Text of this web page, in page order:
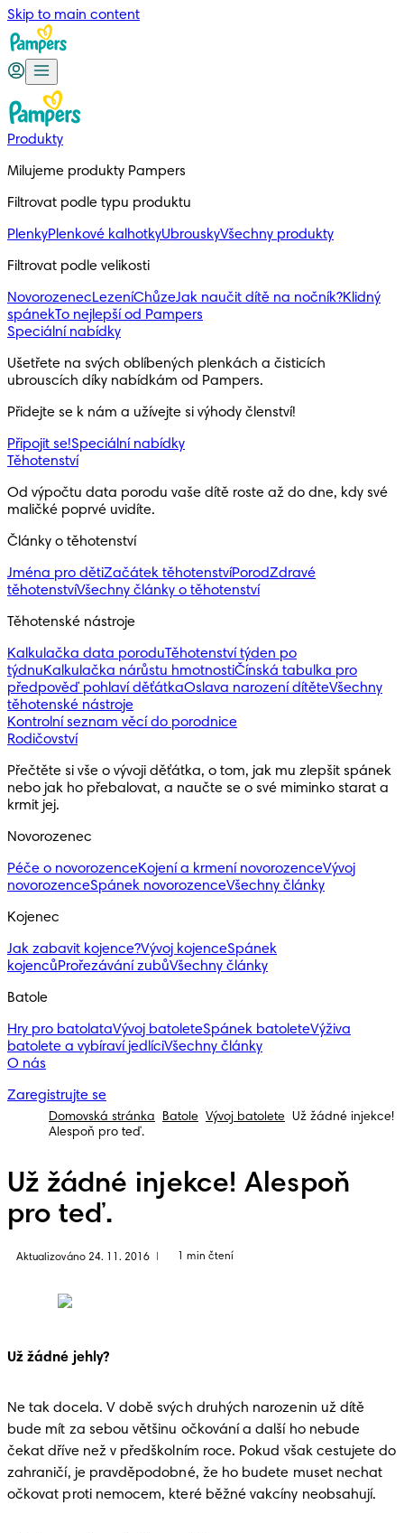
Skip to main content
Produkty
Milujeme produkty Pampers
Filtrovat podle typu produktu
PlenkyPlenkové kalhotkyUbrouskyVšechny produkty
Filtrovat podle velikosti
NovorozenecLezeníChůzeJak naučit dítě na nočník?Klidný
spánekTo nejlepší od Pampers
Speciální nabídky
Ušetřete na svých oblíbených plenkách a čisticích
ubrouscích díky nabídkám od Pampers.
Přidejte se k nám a užívejte si výhody členství!
Připojit se!Speciální nabídky
Těhotenství
Od výpočtu data porodu vaše dítě roste až do dne, kdy své
maličké poprvé uvidíte.
Články o těhotenství
Jména pro dětiZačátek těhotenstvíPorodZdravé
těhotenstvíVšechny články o těhotenství
Těhotenské nástroje
Kalkulačka data poroduTěhotenství týden po
týdnuKalkulačka nárůstu hmotnostiČínská tabulka pro
předpověď pohlaví děťátkaOslava narození dítěteVšechny
těhotenské nástroje
Kontrolní seznam věcí do porodnice
Rodičovství
Přečtěte si vše o vývoji děťátka, o tom, jak mu zlepšit spánek
nebo jak ho přebalovat, a naučte se o své miminko starat a
krmit jej.
Novorozenec
Péče o novorozenceKojení a krmení novorozenceVývoj
novorozenceSpánek novorozenceVšechny články
Kojenec
Jak zabavit kojence?Vývoj kojenceSpánek
kojencůProřezávání zubůVšechny články
Batole
Hry pro batolataVývoj batoleteSpánek batoleteVýživa
batolete a vybíraví jedlíciVšechny články
O nás
Zaregistrujte se
Domovská stránka Batole Vývoj batolete Už žádné injekce!
Alespoň pro teď.
Už žádné injekce! Alespoň
pro teď.
Aktualizováno 24. 11. 2016 1 min čtení
Už žádné jehly?
Ne tak docela. V době svých druhých narozenin už dítě
bude mít za sebou většinu očkování a další ho nebude
čekat dříve než v předškolním roce. Pokud však cestujete do
zahraničí, je pravděpodobné, že ho budete muset nechat
očkovat proti nemocem, které běžné vakcíny neobsahují.